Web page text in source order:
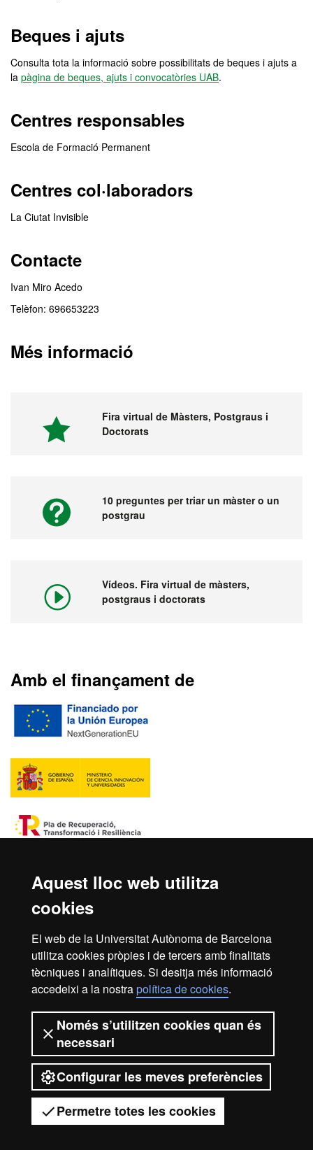
Aquest lloc web utilitza
cookies
El web de la Universitat Autònoma de Barcelona
utilitza cookies pròpies i de tercers amb finalitats
tècniques i analítiques. Si desitja més informació
accedeixi a la nostrapolítica de cookies.
Només s’utilitzen cookies quan és
necessari
Configurar les meves preferències
Permetre totes les cookies
Tens dubtes?
Beques i ajuts
Consulta tota la informació sobre possibilitats de beques i ajuts a
la pàgina de beques, ajuts i convocatòries UAB.
Centres responsables
Escola de Formació Permanent
Centres col·laboradors
La Ciutat Invisible
Contacte
Ivan Miro Acedo
Telèfon: 696653223
Més informació
Fira virtual de Màsters, Postgraus i
Doctorats
10 preguntes per triar un màster o un
postgrau
Vídeos. Fira virtual de màsters,
postgraus i doctorats
Amb el finançament de
Inici Avís legal
Protecció de dades
Sobre el web
2026 Universitat Autònoma de
Barcelona